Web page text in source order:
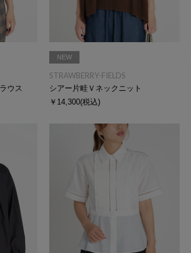
ウス
NEW
STRAWBERRY-FIELDS
シアー片畦Ｖネックニット
￥14,300(税込)